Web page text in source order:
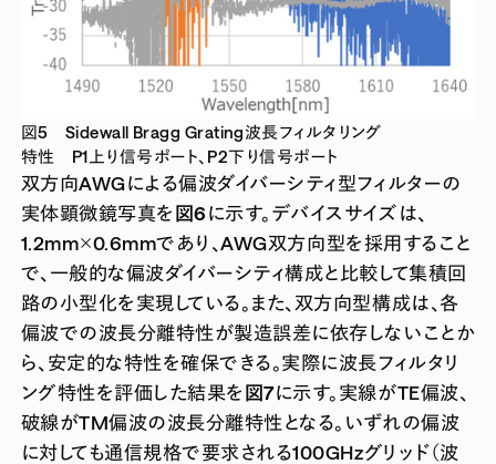
図5 Sidewall Bragg Grating波長フィルタリング
特性 P1上り信号ポート、P2下り信号ポート
双方向AWGによる偏波ダイバーシティ型フィルターの
実体顕微鏡写真を 図6 に示す。デバイスサイズは、
1.2mm×0.6mmであり、AWG双方向型を採用すること
で、一般的な偏波ダイバーシティ構成と比較して集積回
路の小型化を実現している。また、双方向型構成は、各
偏波での波長分離特性が製造誤差に依存しないことか
ら、安定的な特性を確保できる。実際に波長フィルタリ
ング特性を評価した結果を 図7に示す。実線がTE偏波、
破線がTM偏波の波長分離特性となる。いずれの偏波
に対しても通信規格で要求される100GHzグリッド（波